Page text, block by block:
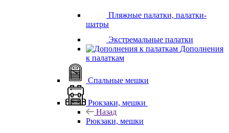
Пляжные палатки, палатки-
шатры
Экстремальные палатки
Дополнения
к палаткам
Спальные мешки
Рюкзаки, мешки
Назад
Рюкзаки, мешки